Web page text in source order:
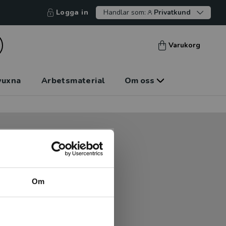
Om
Logga in Handlar som: Privatkund
Varukorg
Arbetsmaterial Om oss
betala mot faktura
hos oss.